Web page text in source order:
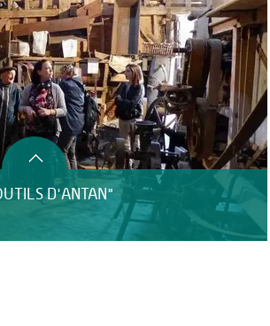
D'ANTAN"